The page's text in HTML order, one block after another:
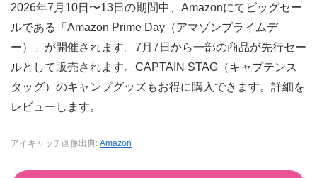
2026年7月10日〜13日の期間中、Amazonにてビッグセー
ルである「Amazon Prime Day（アマゾンプライムデ
ー）」が開催されます。7月7日から一部の商品が先行セー
ルとして販売されます。CAPTAIN STAG（キャプテンス
タッグ）のキャンプグッズもお得に購入できます。詳細を
レビューします。
アイキャッチ画像出典: Amazon